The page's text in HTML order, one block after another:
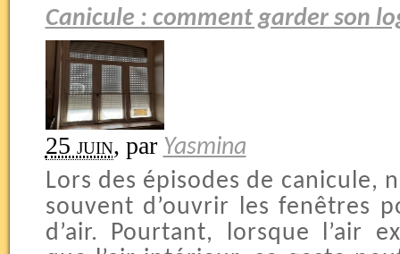
Canicule : comment garder son
25 juin, par Yasmina
Lors des épisodes de canicule,
souvent d’ouvrir les fenêtres
d’air. Pourtant, lorsque l’air